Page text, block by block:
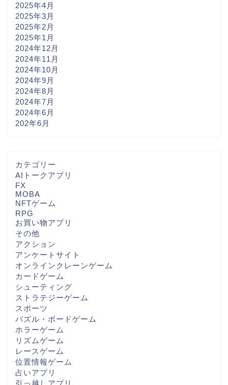
2025年4月
2025年3月
2025年2月
2025年1月
2024年12月
2024年11月
2024年10月
2024年9月
2024年8月
2024年7月
2024年6月
202年6月
カテゴリー
AIトークアプリ
FX
MOBA
NFTゲーム
RPG
お買い物アプリ
その他
アクション
アンケートサイト
オンラインクレーンゲーム
カードゲーム
シューティング
ストラテジーゲーム
スポーツ
パズル・ボードゲーム
ホラーゲーム
リズムゲーム
レースゲーム
位置情報ゲーム
占いアプリ